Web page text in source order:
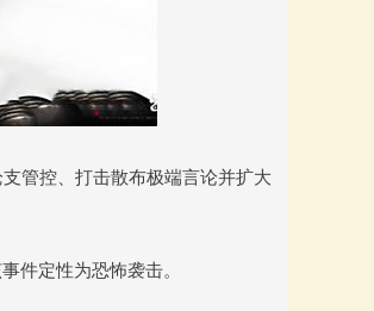
管控、打击散布极端言论并扩大
定性为恐怖袭击。